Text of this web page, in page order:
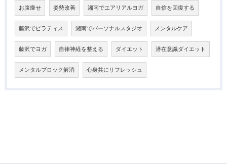
お腹痩せ 姿勢改善 湘南でエアリアルヨガ 自信を回復する
藤沢でピラティス 湘南でパーソナルスタジオ メンタルケア
藤沢でヨガ 自律神経を整える ダイエット 潜在意識ダイエット
メンタルブロック解消 心身共にリフレッシュ